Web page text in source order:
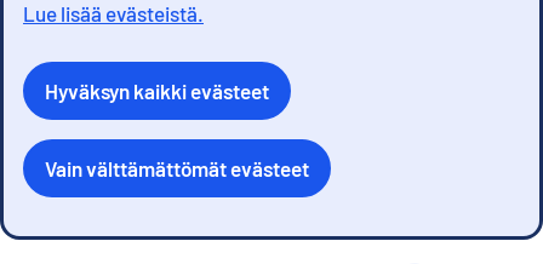
Lue lisää evästeistä.
Hyväksyn kaikki evästeet
Vain välttämättömät evästeet